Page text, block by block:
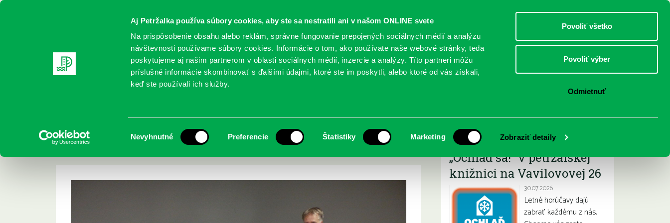
Aj Petržalka používa súbory cookies, aby ste sa nestratili ani v našom ONLINE svete
Na prispôsobenie obsahu alebo reklám, správne fungovanie prepojených sociálnych médií a analýzu
návštevnosti používame súbory cookies. Informácie o tom, ako používate naše webové stránky, teda
poskytujeme aj našim partnerom v oblasti sociálnych médií, inzercie a analýzy. Títo partneri môžu
príslušné informácie skombinovať s ďalšími údajmi, ktoré ste im poskytli, alebo ktoré od vás získali,
keď ste používali ich služby.
súhlasu
Nevyhnutné Preferencie Štatistiky Marketing Zobraziť detaily
Povoliť všetko
Povoliť výber
Odmietnuť
DOSPELÍ
REGISTRUJTE SA ONLINE KATALÓGY SLUŽBY PODUJATIA POBOČKY O KNIŽNICI
26. ročník Petržalských súzvukov Ferka
Urbánka
Najnovšie
„Ochlaď sa!“ v petržalskej
knižnici na Vavilovovej 26
30.07.2026
Letné horúčavy dajú
zabrať každému z nás.